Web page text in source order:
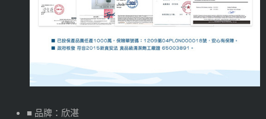
■ 品牌：欣湛